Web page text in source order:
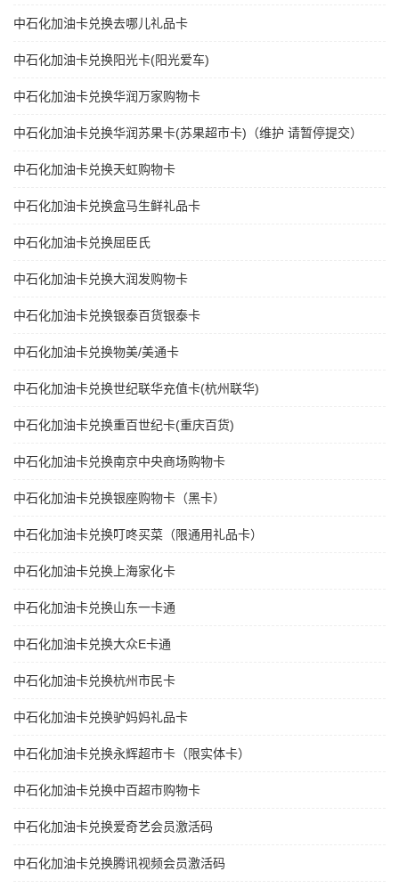
中石化加油卡兑换去哪儿礼品卡
中石化加油卡兑换阳光卡(阳光爱车)
中石化加油卡兑换华润万家购物卡
中石化加油卡兑换华润苏果卡(苏果超市卡)（维护 请暂停提交）
中石化加油卡兑换天虹购物卡
中石化加油卡兑换盒马生鲜礼品卡
中石化加油卡兑换屈臣氏
中石化加油卡兑换大润发购物卡
中石化加油卡兑换银泰百货银泰卡
中石化加油卡兑换物美/美通卡
中石化加油卡兑换世纪联华充值卡(杭州联华)
中石化加油卡兑换重百世纪卡(重庆百货)
中石化加油卡兑换南京中央商场购物卡
中石化加油卡兑换银座购物卡（黑卡）
中石化加油卡兑换叮咚买菜（限通用礼品卡）
中石化加油卡兑换上海家化卡
中石化加油卡兑换山东一卡通
中石化加油卡兑换大众E卡通
中石化加油卡兑换杭州市民卡
中石化加油卡兑换驴妈妈礼品卡
中石化加油卡兑换永辉超市卡（限实体卡）
中石化加油卡兑换中百超市购物卡
中石化加油卡兑换爱奇艺会员激活码
中石化加油卡兑换腾讯视频会员激活码